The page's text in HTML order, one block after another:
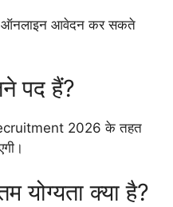
ऑनलाइन आवेदन कर सकते
पद हैं?
2026 के तहत
योग्यता क्या है?